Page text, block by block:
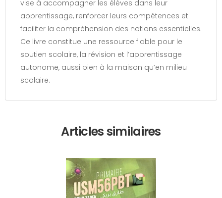
vise à accompagner les élèves dans leur
apprentissage, renforcer leurs compétences et
faciliter la compréhension des notions essentielles.
Ce livre constitue une ressource fiable pour le
soutien scolaire, la révision et l’apprentissage
autonome, aussi bien à la maison qu’en milieu
scolaire.
Articles similaires